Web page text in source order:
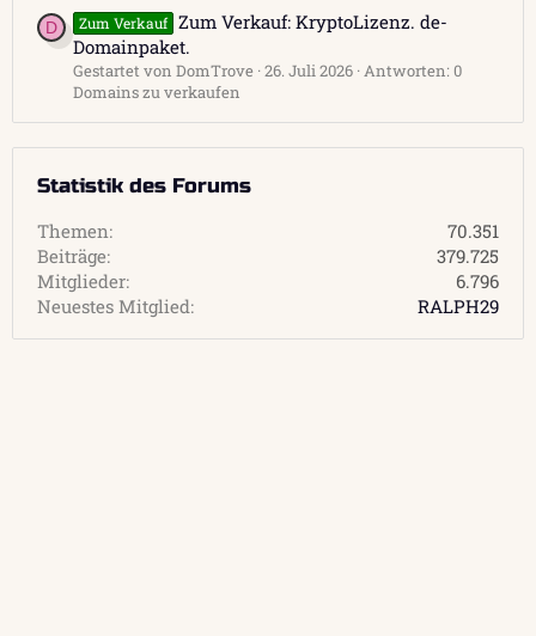
D Zum Verkauf Zum Verkauf: KryptoLizenz. de-
Domainpaket.
Gestartet von DomTrove 26. Juli 2026 Antworten: 0
Domains zu verkaufen
Statistik des Forums
Themen
70.351
Beiträge
379.725
Mitglieder
6.796
Neuestes Mitglied
RALPH29